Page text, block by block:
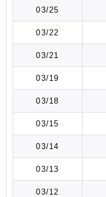
03/25
03/22
03/21
03/19
03/18
03/15
03/14
03/13
03/12